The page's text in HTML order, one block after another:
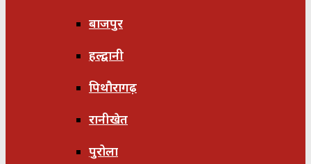
बाजपुर
हल्द्वानी
पिथौरागढ़
रानीखेत
पुरोला